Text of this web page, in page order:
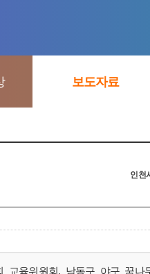
보도자료
인천
교육위원회,_남동구_야구_꿈나